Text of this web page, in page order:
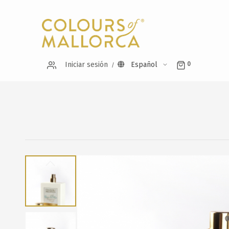
Iniciar sesión Español 0
de